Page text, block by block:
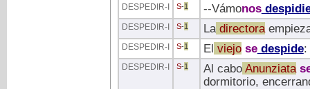
DESPEDIR-I S-1 --Vámonos
DESPEDIR-I S-1 Ladirectora
DESPEDIR-I S-1 El viejosedespide:
DESPEDIR-I S-1 Al caboAnunziata
dormitorio,